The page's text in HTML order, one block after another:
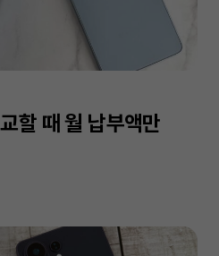
할 때 월 납부액만